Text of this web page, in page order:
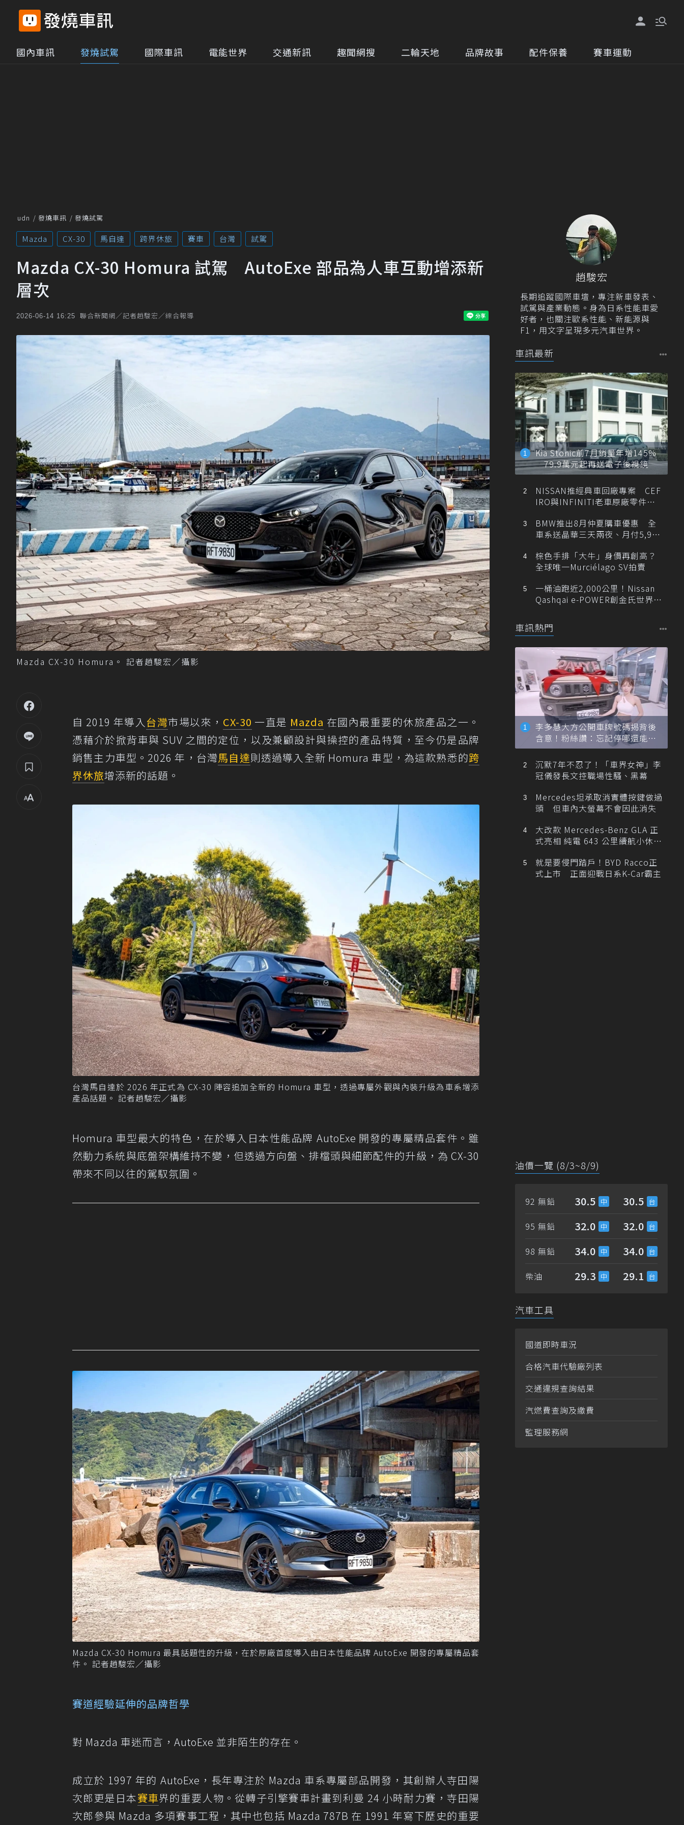
國內車訊 發燒試駕 國際車訊 電能世界 交通新訊 趣聞網搜 二輪天地 品牌故事 配件保養 賽車運動
udn 發燒車訊 發燒試駕
Mazda CX-30 馬自達 跨界休旅 賽車 台灣 試駕
Mazda CX-30 Homura 試駕 AutoExe 部品為人車互動增添新
層次
2026-06-14 16:25 聯合新聞網／記者趙駿宏／綜合報導
Mazda CX-30 Homura。 記者趙駿宏／攝影
自 2019 年導入 台灣市場以來， CX-30 一直是 Mazda 在國內最重要的休旅產品之一。
憑藉介於掀背車與 SUV 之間的定位，以及兼顧設計與操控的產品特質，至今仍是品牌
銷售主力車型。2026 年，台灣馬自達則透過導入全新 Homura 車型，為這款熟悉的跨
界休旅增添新的話題。
台灣馬自達於 2026 年正式為 CX-30 陣容追加全新的 Homura 車型，透過專屬外觀與內裝升級為車系增添
產品話題。 記者趙駿宏／攝影
Homura 車型最大的特色，在於導入日本性能品牌 AutoExe 開發的專屬精品套件。雖
然動力系統與底盤架構維持不變，但透過方向盤、排檔頭與細節配件的升級，為 CX-30
帶來不同以往的駕馭氛圍。
Mazda CX-30 Homura 最具話題性的升級，在於原廠首度導入由日本性能品牌 AutoExe 開發的專屬精品套
件。 記者趙駿宏／攝影
賽道經驗延伸的品牌哲學
對 Mazda 車迷而言，AutoExe 並非陌生的存在。
成立於 1997 年的 AutoExe，長年專注於 Mazda 車系專屬部品開發，其創辦人寺田陽
次郎更是日本賽車界的重要人物。從轉子引擎賽車計畫到利曼 24 小時耐力賽，寺田陽
次郎參與 Mazda 多項賽事工程，其中也包括 Mazda 787B 在 1991 年寫下歷史的重要
趙駿宏
長期追蹤國際車壇，專注新車發表、
試駕與產業動態。身為日系性能車愛
好者，也關注歐系性能、新能源與
F1，用文字呈現多元汽車世界。
車訊最新
Kia Stonic前7月銷量年增145%
79.9萬元起再送電子後視鏡
NISSAN推經典車回廠專案 CEF
IRO與INFINITI老車原廠零件最
BMW推出8月仲夏購車優惠 全
車系送晶華三天兩夜、月付5,900
棕色手排「大牛」身價再創高？
全球唯一Murciélago SV拍賣
一桶油跑近2,000公里！Nissan
Qashqai e-POWER創金氏世界紀
車訊熱門
李多慧大方公開車牌號碼揭背後
含意！粉絲讚：忘記停哪還能幫
忙找車
沉默7年不忍了！「車界女神」李
冠儀發長文控職場性騷、黑幕
Mercedes坦承取消實體按鍵做過
頭 但車內大螢幕不會因此消失
大改款 Mercedes-Benz GLA 正
式亮相 純電 643 公里續航小休
就是要侵門踏戶！BYD Racco正
式上市 正面迎戰日系K-Car霸主
油價一覽 (8/3~8/9)
92 無鉛 30.5 30.5
95 無鉛 32.0 32.0
98 無鉛 34.0 34.0
柴油 29.3 29.1
汽車工具
國道即時車況
合格汽車代驗廠列表
交通違規查詢結果
汽燃費查詢及繳費
監理服務網